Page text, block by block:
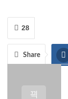
28
Share